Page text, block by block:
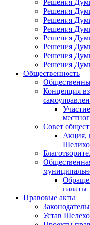
Решения
Решения
Решения
Решения
Решения
Решения
Решения
Решения
Общественность
Концепция
Совет
Акция,
палаты
Правовые акты
Устав